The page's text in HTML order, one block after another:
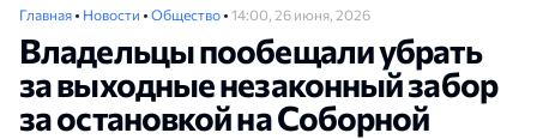
Главная • Новости • Общество • 14:00, 26 июня, 2026
Владельцы пообещали убрать
за выходные незаконный забор
за остановкой на Соборной